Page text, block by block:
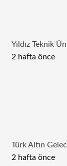
Yıldız Teknik
2 hafta önce
Türk Altın
2 hafta önce